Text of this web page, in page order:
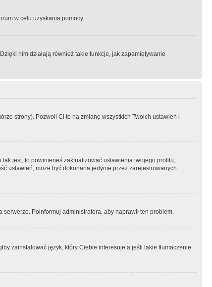
w celu uzyskania pomocy.
nim działają również takie funkcje, jak zapamiętywanie
strony). Pozwoli Ci to na zmianę wszystkich Twoich ustawień i
jest, to powinieneś zaktualizować ustawienia twojego profilu,
ustawień, może być dokonana jedynie przez zarejestrowanych
Poinformuj administratora, aby naprawił ten problem.
zainstalować język, który Ciebie interesuje a jeśli takie tłumaczenie